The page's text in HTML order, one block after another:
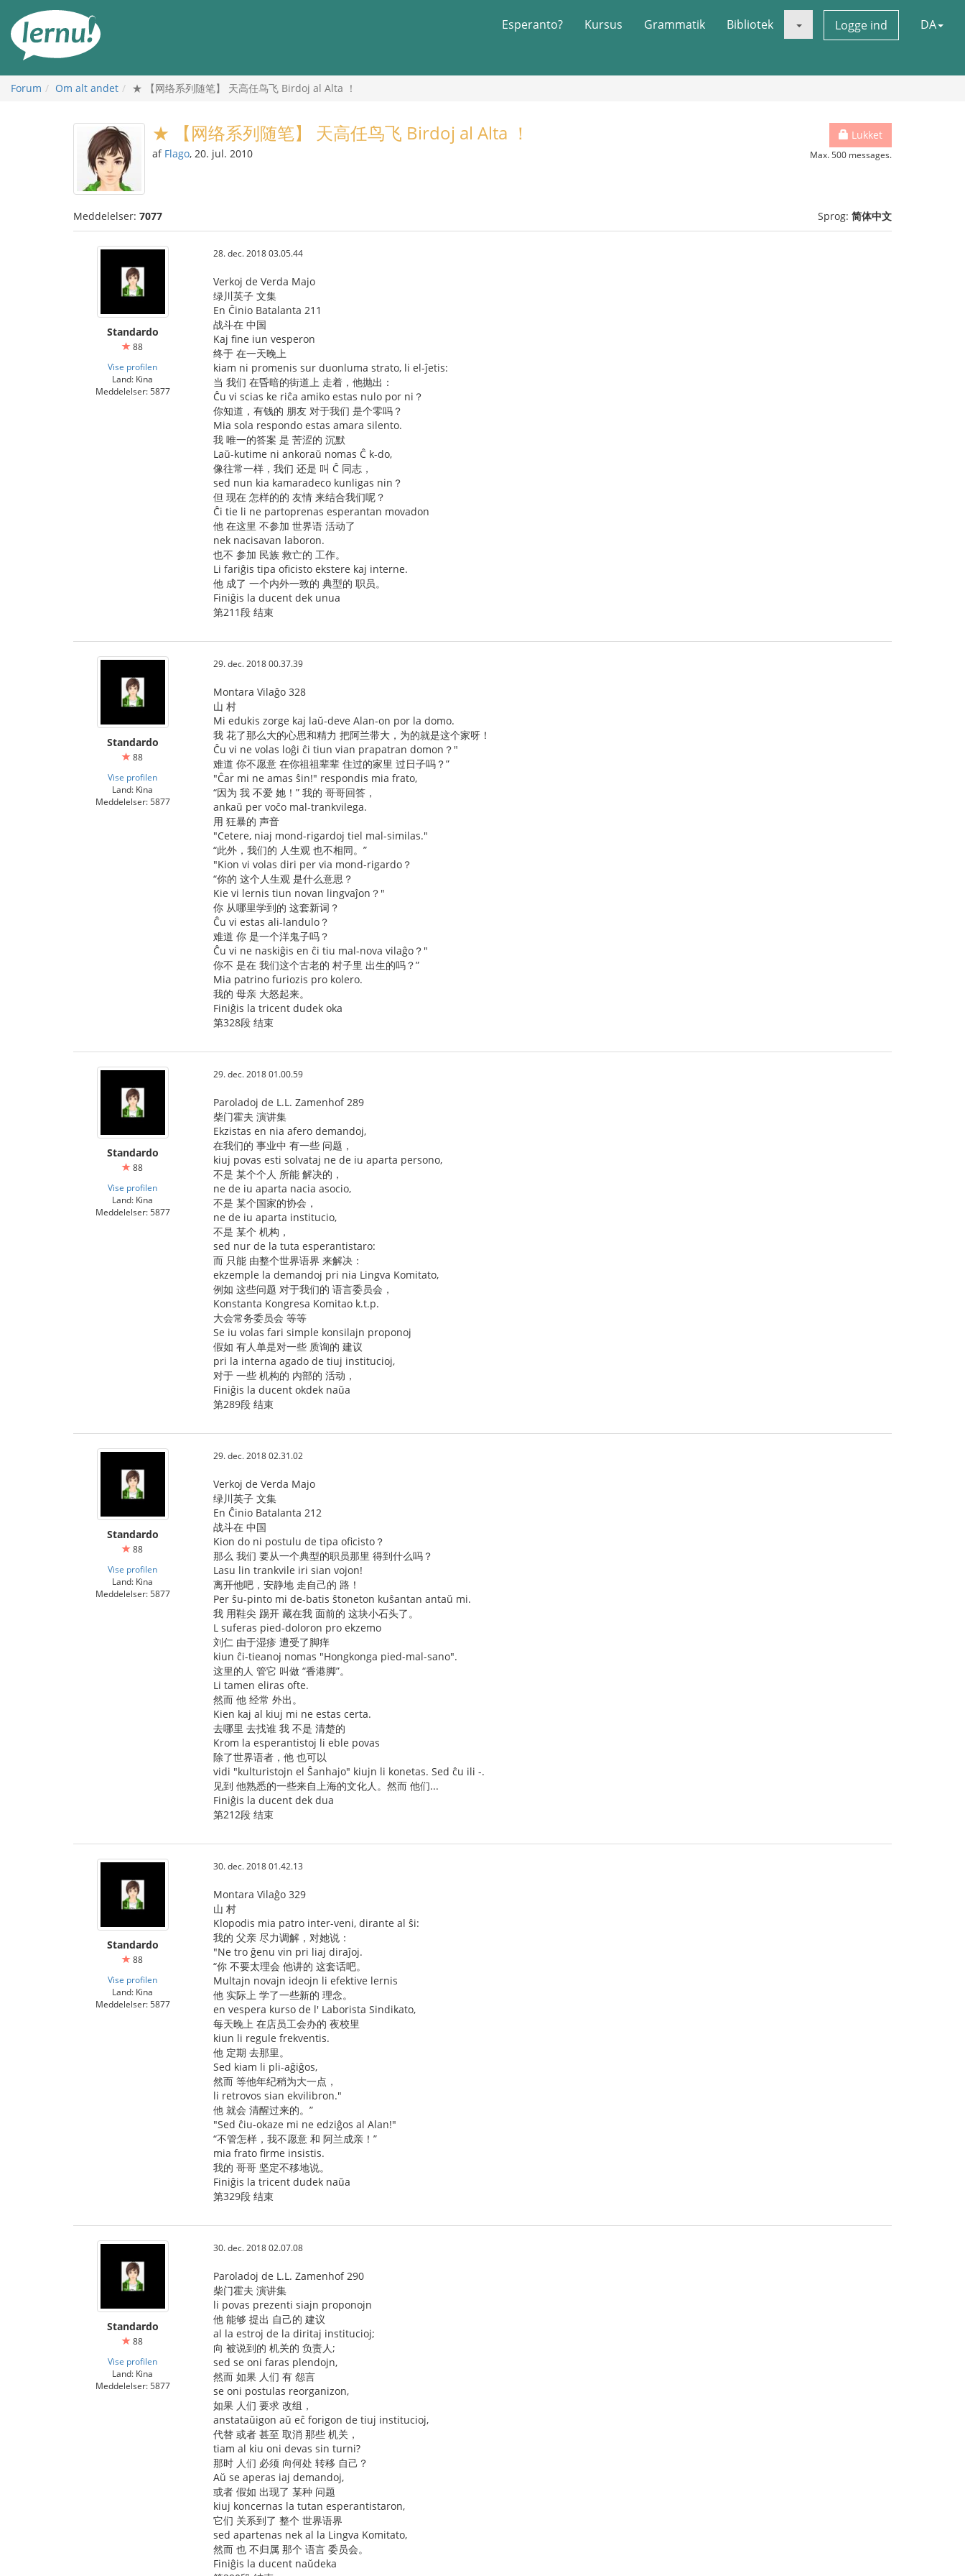
indholdet
Esperanto? Kursus Grammatik Bibliotek Logge ind DA
Forum Om alt andet ★ 【网络系列随笔】 天高任鸟飞 Birdoj al Alta ！
Lukket
Max. 500 messages.
★ 【网络系列随笔】 天高任鸟飞 Birdoj al Alta ！
af Flago, 20. jul. 2010
Meddelelser: 7077 Sprog: 简体中文
Standardo
88
Vise profilen
Land: Kina
Meddelelser: 5877
28. dec. 2018 03.05.44
Verkoj de Verda Majo
绿川英子 文集
En Ĉinio Batalanta 211
战斗在 中国
Kaj fine iun vesperon
终于 在一天晚上
kiam ni promenis sur duonluma strato, li el-ĵetis:
当 我们 在昏暗的街道上 走着，他抛出：
Ĉu vi scias ke riĉa amiko estas nulo por ni？
你知道，有钱的 朋友 对于我们 是个零吗？
Mia sola respondo estas amara silento.
我 唯一的答案 是 苦涩的 沉默
Laŭ-kutime ni ankoraŭ nomas Ĉ k-do,
像往常一样，我们 还是 叫 Ĉ 同志，
sed nun kia kamaradeco kunligas nin？
但 现在 怎样的的 友情 来结合我们呢？
Ĉi tie li ne partoprenas esperantan movadon
他 在这里 不参加 世界语 活动了
nek nacisavan laboron.
也不 参加 民族 救亡的 工作。
Li fariĝis tipa oficisto ekstere kaj interne.
他 成了 一个内外一致的 典型的 职员。
Finiĝis la ducent dek unua
第211段 结束
Standardo
88
Vise profilen
Land: Kina
Meddelelser: 5877
29. dec. 2018 00.37.39
Montara Vilaĝo 328
山 村
Mi edukis zorge kaj laŭ-deve Alan-on por la domo.
我 花了那么大的心思和精力 把阿兰带大，为的就是这个家呀！
Ĉu vi ne volas loĝi ĉi tiun vian prapatran domon？"
难道 你不愿意 在你祖祖辈辈 住过的家里 过日子吗？”
"Ĉar mi ne amas ŝin!" respondis mia frato,
“因为 我 不爱 她！” 我的 哥哥回答，
ankaŭ per voĉo mal-trankvilega.
用 狂暴的 声音
"Cetere, niaj mond-rigardoj tiel mal-similas."
“此外，我们的 人生观 也不相同。”
"Kion vi volas diri per via mond-rigardo？
“你的 这个人生观 是什么意思？
Kie vi lernis tiun novan lingvaĵon？"
你 从哪里学到的 这套新词？
Ĉu vi estas ali-landulo？
难道 你 是一个洋鬼子吗？
Ĉu vi ne naskiĝis en ĉi tiu mal-nova vilaĝo？"
你不 是在 我们这个古老的 村子里 出生的吗？”
Mia patrino furiozis pro kolero.
我的 母亲 大怒起来。
Finiĝis la tricent dudek oka
第328段 结束
Standardo
88
Vise profilen
Land: Kina
Meddelelser: 5877
29. dec. 2018 01.00.59
Paroladoj de L.L. Zamenhof 289
柴门霍夫 演讲集
Ekzistas en nia afero demandoj,
在我们的 事业中 有一些 问题，
kiuj povas esti solvataj ne de iu aparta persono,
不是 某个个人 所能 解决的，
ne de iu aparta nacia asocio,
不是 某个国家的协会，
ne de iu aparta institucio,
不是 某个 机构，
sed nur de la tuta esperantistaro:
而 只能 由整个世界语界 来解决：
ekzemple la demandoj pri nia Lingva Komitato,
例如 这些问题 对于我们的 语言委员会，
Konstanta Kongresa Komitao k.t.p.
大会常务委员会 等等
Se iu volas fari simple konsilajn proponoj
假如 有人单是对一些 质询的 建议
pri la interna agado de tiuj institucioj,
对于 一些 机构的 内部的 活动，
Finiĝis la ducent okdek naŭa
第289段 结束
Standardo
88
Vise profilen
Land: Kina
Meddelelser: 5877
29. dec. 2018 02.31.02
Verkoj de Verda Majo
绿川英子 文集
En Ĉinio Batalanta 212
战斗在 中国
Kion do ni postulu de tipa oficisto？
那么 我们 要从一个典型的职员那里 得到什么吗？
Lasu lin trankvile iri sian vojon!
离开他吧，安静地 走自己的 路！
Per ŝu-pinto mi de-batis ŝtoneton kuŝantan antaŭ mi.
我 用鞋尖 踢开 藏在我 面前的 这块小石头了。
L suferas pied-doloron pro ekzemo
刘仁 由于湿疹 遭受了脚痒
kiun ĉi-tieanoj nomas "Hongkonga pied-mal-sano".
这里的人 管它 叫做 “香港脚”。
Li tamen eliras ofte.
然而 他 经常 外出。
Kien kaj al kiuj mi ne estas certa.
去哪里 去找谁 我 不是 清楚的
Krom la esperantistoj li eble povas
除了世界语者，他 也可以
vidi "kulturistojn el Ŝanhajo" kiujn li konetas. Sed ĉu ili -.
见到 他熟悉的一些来自上海的文化人。然而 他们...
Finiĝis la ducent dek dua
第212段 结束
Standardo
88
Vise profilen
Land: Kina
Meddelelser: 5877
30. dec. 2018 01.42.13
Montara Vilaĝo 329
山 村
Klopodis mia patro inter-veni, dirante al ŝi:
我的 父亲 尽力调解，对她说：
"Ne tro ĝenu vin pri liaj diraĵoj.
“你 不要太理会 他讲的 这套话吧。
Multajn novajn ideojn li efektive lernis
他 实际上 学了一些新的 理念。
en vespera kurso de l' Laborista Sindikato,
每天晚上 在店员工会办的 夜校里
kiun li regule frekventis.
他 定期 去那里。
Sed kiam li pli-aĝiĝos,
然而 等他年纪稍为大一点，
li retrovos sian ekvilibron."
他 就会 清醒过来的。”
"Sed ĉiu-okaze mi ne edziĝos al Alan!"
“不管怎样，我不愿意 和 阿兰成亲！”
mia frato firme insistis.
我的 哥哥 坚定不移地说。
Finiĝis la tricent dudek naŭa
第329段 结束
Standardo
88
Vise profilen
Land: Kina
Meddelelser: 5877
30. dec. 2018 02.07.08
Paroladoj de L.L. Zamenhof 290
柴门霍夫 演讲集
li povas prezenti siajn proponojn
他 能够 提出 自己的 建议
al la estroj de la diritaj institucioj;
向 被说到的 机关的 负责人;
sed se oni faras plendojn,
然而 如果 人们 有 怨言
se oni postulas reorganizon,
如果 人们 要求 改组，
anstataŭigon aŭ eĉ forigon de tiuj institucioj,
代替 或者 甚至 取消 那些 机关，
tiam al kiu oni devas sin turni?
那时 人们 必须 向何处 转移 自己？
Aŭ se aperas iaj demandoj,
或者 假如 出现了 某种 问题
kiuj koncernas la tutan esperantistaron,
它们 关系到了 整个 世界语界
sed apartenas nek al la Lingva Komitato,
然而 也 不归属 那个 语言 委员会。
Finiĝis la ducent naŭdeka